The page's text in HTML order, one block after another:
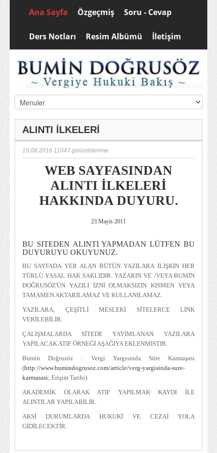
Ana Sayfa Özgeçmiş Soru - Cevap
Ders Notları Resim Albümü İletişim
ALINTI İLKELERİ
10.08.2016 11047 görüntülenme
WEB SAYFASINDAN
ALINTI İLKELERİ
HAKKINDA DUYURU.
23 Mayis 2011
BU SITEDEN ALINTI YAPMADAN LÜTFEN BU
DUYURUYU OKUYUNUZ.
BU SAYFADA YER ALAN BÜTÜN YAZILARA İLİŞKİN HER
TÜRLÜ YASAL HAK SAKLIDIR. YAZARIN VE /VEYA BUMİN
DOĞRUSÖZ'ÜN YAZILI İZNİ OLMAKSIZIN KISMEN VEYA
TAMAMEN AKTARILAMAZ VE KULLANILAMAZ.
YAZILARA, ÇEŞİTLİ MESLEKİ SİTELERCE LİNK
VERİLEBİLİR.
ÇALIŞMALARDA SİTEDE YAYIMLANAN YAZILARA
YAPILACAK ATIF ÖRNEĞİ AŞAĞIYA EKLENMISTIR.
Bumin Doğrusöz : Vergi Yargısında Süre Karmaşası
(http://www.bumindogrusoz.com/article/verg-yargisinda-sure-
karmasasi; Erişim Tarihi)
AKADEMİK OLARAK ATIF YAPILMAK KAYDI İLE
ALINTILAR YAPILABİLİR.
AKSİ DURUMLARDA HUKUKİ VE CEZAİ YOLA
GİDİLECEKTİR.